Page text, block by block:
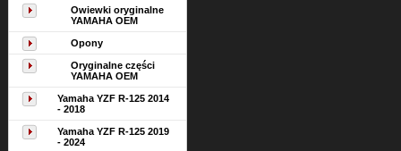
Owiewki oryginalne
YAMAHA OEM
Opony
Oryginalne części
YAMAHA OEM
Yamaha YZF R-125 2014
- 2018
Yamaha YZF R-125 2019
- 2024